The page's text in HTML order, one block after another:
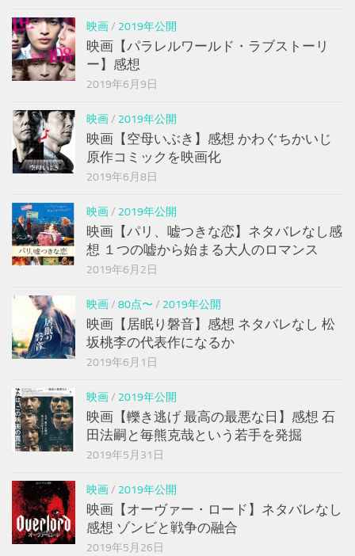
映画/ 2019年公開
映画【パラレルワールド・ラブストーリ
ー】感想
2019年6月9日
映画/ 2019年公開
映画【空母いぶき】感想 かわぐちかいじ
原作コミックを映画化
2019年6月8日
映画/ 2019年公開
映画【パリ、嘘つきな恋】ネタバレなし感
想 １つの嘘から始まる大人のロマンス
2019年6月2日
映画/ 80点〜 / 2019年公開
映画【居眠り磐音】感想 ネタバレなし 松
坂桃李の代表作になるか
2019年6月1日
映画/ 2019年公開
映画【轢き逃げ 最高の最悪な日】感想 石
田法嗣と毎熊克哉という若手を発掘
2019年5月31日
映画/ 2019年公開
映画【オーヴァー・ロード】ネタバレなし
感想 ゾンビと戦争の融合
2019年5月26日